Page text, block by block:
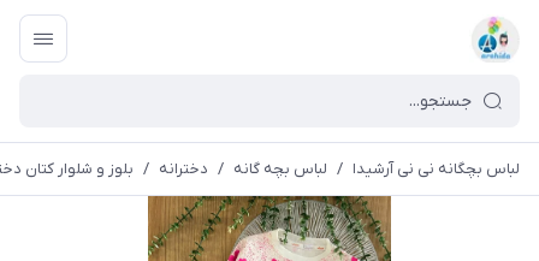
لباس بچگانه نی نی آرشیدا / لباس بچه گانه / دخترانه / بلوز و شلوار کتان